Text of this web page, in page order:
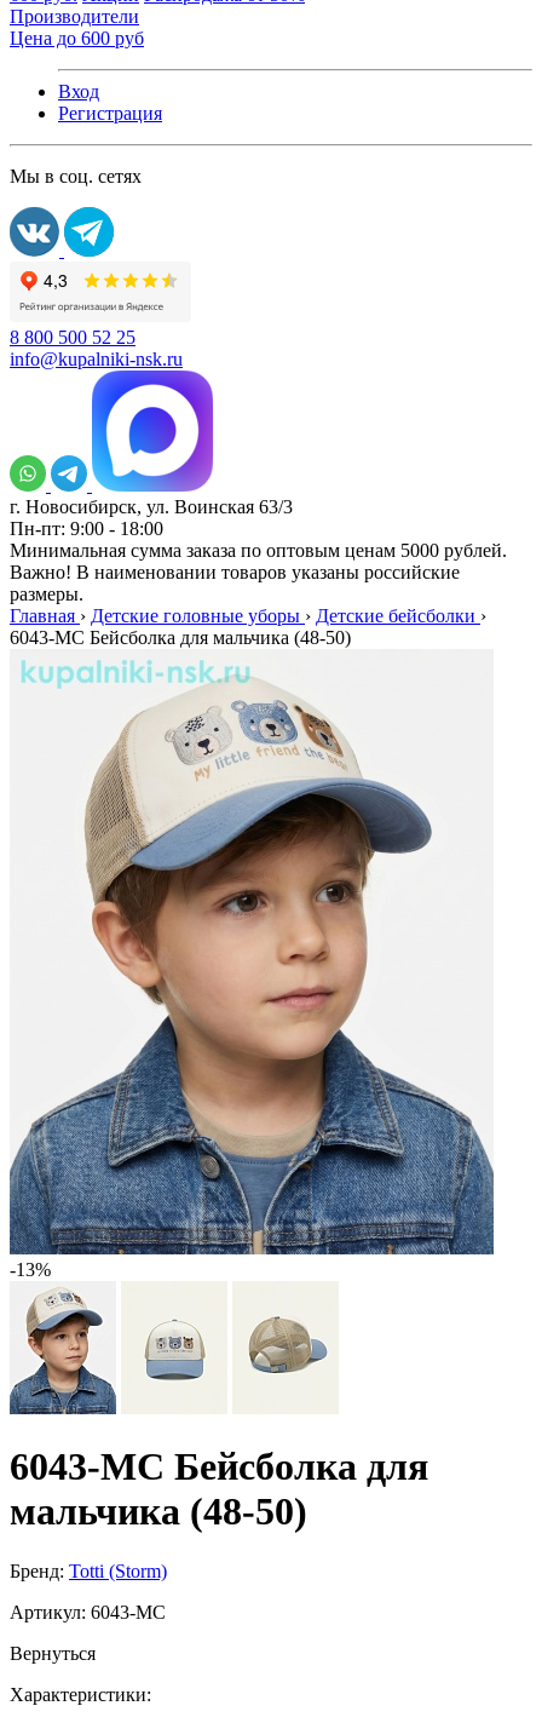
Производители
Цена до 600 руб
Вход
Регистрация
Мы в соц. сетях
8 800 500 52 25
info@kupalniki-nsk.ru
г. Новосибирск, ул. Воинская 63/3
Пн-пт: 9:00 - 18:00
Минимальная сумма заказа по оптовым ценам 5000 рублей.
Важно! В наименовании товаров указаны российские
размеры.
Главная › Детские головные уборы › Детские бейсболки ›
6043-MC Бейсболка для мальчика (48-50)
-13%
6043-MC Бейсболка для
мальчика (48-50)
Бренд: Totti (Storm)
Артикул: 6043-MC
Вернуться
Характеристики: